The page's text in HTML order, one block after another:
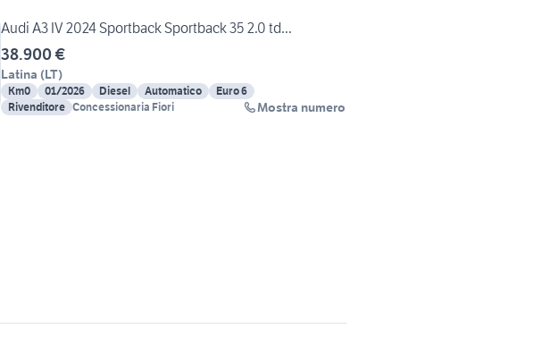
Audi A3 IV 2024 Sportback Sportback 35 2.0 td...
38.900 €
Latina (LT)
Km0 01/2026 Diesel Automatico
Euro 6
Rivenditore Concessionaria Fiori Mostra numero